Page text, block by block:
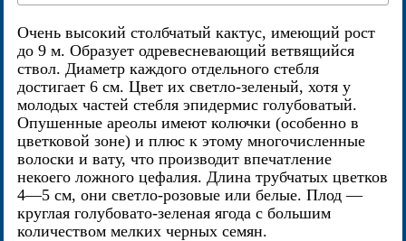
Очень высокий столбчатый кактус, имеющий рост
до 9 м. Образует одревесневающий ветвящийся
ствол. Диаметр каждого отдельного стебля
достигает 6 см. Цвет их светло-зеленый, хотя у
молодых частей стебля эпидермис голубоватый.
Опушенные ареолы имеют колючки (особенно в
цветковой зоне) и плюс к этому многочисленные
волоски и вату, что производит впечатление
некоего ложного цефалия. Длина трубчатых цветков
4—5 см, они светло-розовые или белые. Плод —
круглая голубовато-зеленая ягода с большим
количеством мелких черных семян.